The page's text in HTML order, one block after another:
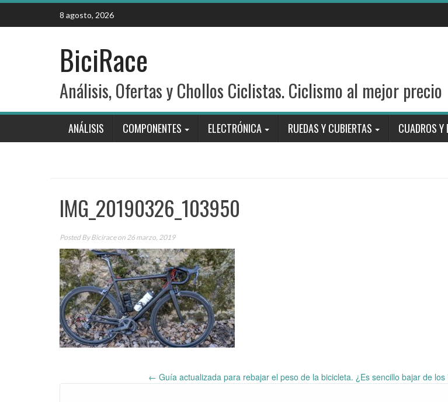
Skip
content
8 agosto, 2026
BiciRace
Análisis, Ofertas y Chollos Ciclistas. Ciclismo al mejor precio
ANÁLISIS COMPONENTES ELECTRÓNICA RUEDAS Y CUBIERTAS CUADROS Y
IMG_20190326_103950
Posted ByBiciraceon 26 marzo, 2019
Post
← Guía actualizada para rebajar el peso de la bicicleta. ¿Es sencillo bajar de los